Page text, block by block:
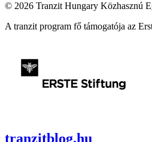
© 2026 Tranzit Hungary Közhasznú
A tranzit program fő támogatója az
tranzitblog.hu